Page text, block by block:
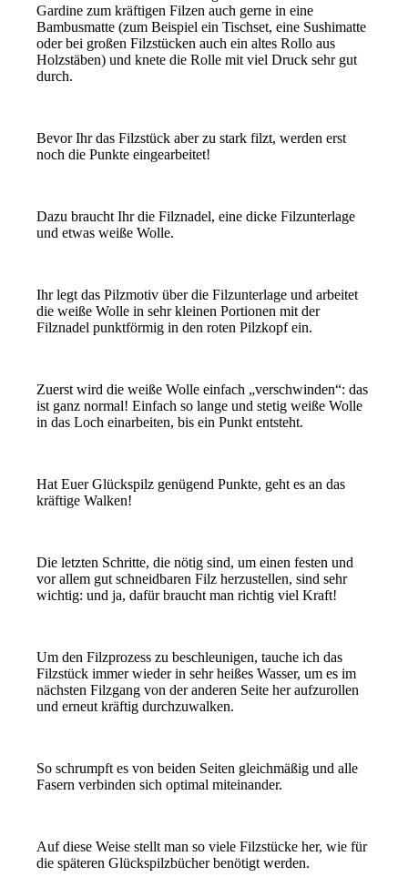
Gardine zum kräftigen Filzen auch gerne in eine
Bambusmatte (zum Beispiel ein Tischset, eine Sushimatte
oder bei großen Filzstücken auch ein altes Rollo aus
Holzstäben) und knete die Rolle mit viel Druck sehr gut
durch.
Bevor Ihr das Filzstück aber zu stark filzt, werden erst
noch die Punkte eingearbeitet!
Dazu braucht Ihr die Filznadel, eine dicke Filzunterlage
und etwas weiße Wolle.
Ihr legt das Pilzmotiv über die Filzunterlage und arbeitet
die weiße Wolle in sehr kleinen Portionen mit der
Filznadel punktförmig in den roten Pilzkopf ein.
Zuerst wird die weiße Wolle einfach „verschwinden“: das
ist ganz normal! Einfach so lange und stetig weiße Wolle
in das Loch einarbeiten, bis ein Punkt entsteht.
Hat Euer Glückspilz genügend Punkte, geht es an das
kräftige Walken!
Die letzten Schritte, die nötig sind, um einen festen und
vor allem gut schneidbaren Filz herzustellen, sind sehr
wichtig: und ja, dafür braucht man richtig viel Kraft!
Um den Filzprozess zu beschleunigen, tauche ich das
Filzstück immer wieder in sehr heißes Wasser, um es im
nächsten Filzgang von der anderen Seite her aufzurollen
und erneut kräftig durchzuwalken.
So schrumpft es von beiden Seiten gleichmäßig und alle
Fasern verbinden sich optimal miteinander.
Auf diese Weise stellt man so viele Filzstücke her, wie für
die späteren Glückspilzbücher benötigt werden.